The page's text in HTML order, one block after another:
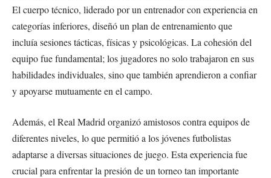
El cuerpo técnico, liderado por un entrenador con experiencia en
categorías inferiores, diseñó un plan de entrenamiento que
incluía sesiones tácticas, físicas y psicológicas. La cohesión del
equipo fue fundamental; los jugadores no solo trabajaron en sus
habilidades individuales, sino que también aprendieron a confiar
y apoyarse mutuamente en el campo.
Además, el Real Madrid organizó amistosos contra equipos de
diferentes niveles, lo que permitió a los jóvenes futbolistas
adaptarse a diversas situaciones de juego. Esta experiencia fue
crucial para enfrentar la presión de un torneo tan importante